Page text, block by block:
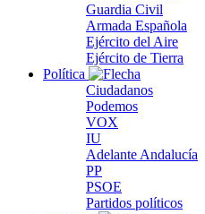
Guardia Civil
Armada Española
Ejército del Aire
Ejército de Tierra
Política
Ciudadanos
Podemos
VOX
IU
Adelante Andalucía
PP
PSOE
Partidos políticos